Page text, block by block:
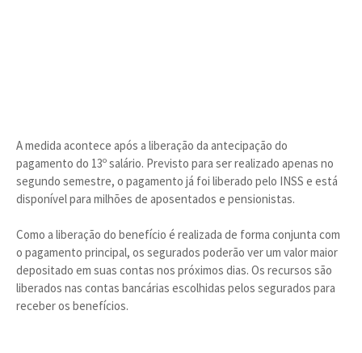
A medida acontece após a liberação da antecipação do
pagamento do 13º salário. Previsto para ser realizado apenas no
segundo semestre, o pagamento já foi liberado pelo INSS e está
disponível para milhões de aposentados e pensionistas.
Como a liberação do benefício é realizada de forma conjunta com
o pagamento principal, os segurados poderão ver um valor maior
depositado em suas contas nos próximos dias. Os recursos são
liberados nas contas bancárias escolhidas pelos segurados para
receber os benefícios.